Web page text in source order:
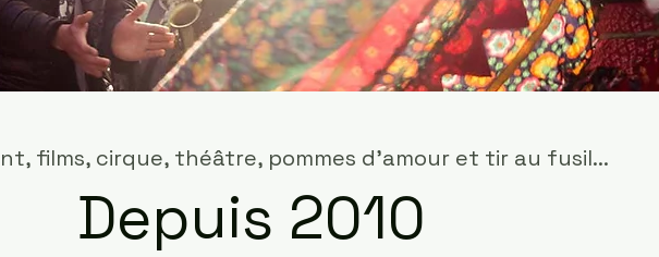
films, cirque, théâtre, pommes d'amour et tir au fusil...
Depuis 2010